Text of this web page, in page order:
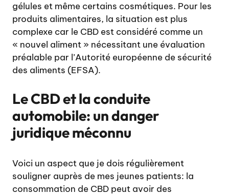
gélules et même certains cosmétiques. Pour les
produits alimentaires, la situation est plus
complexe car le CBD est considéré comme un
« nouvel aliment » nécessitant une évaluation
préalable par l’Autorité européenne de sécurité
des aliments (EFSA).
Le CBD et la conduite
automobile: un danger
juridique méconnu
Voici un aspect que je dois régulièrement
souligner auprès de mes jeunes patients: la
consommation de CBD peut avoir des